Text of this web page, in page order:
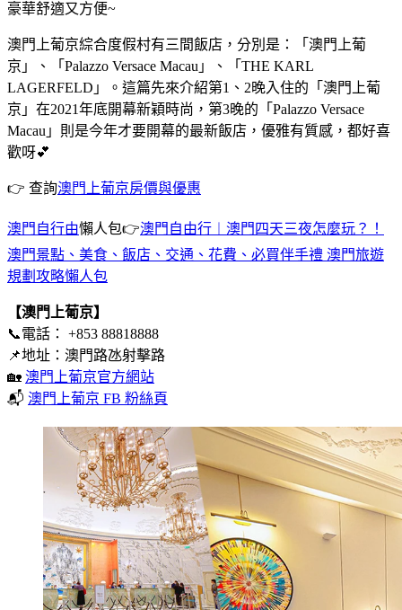
豪華舒適又方便~
澳門上葡京綜合度假村有三間飯店，分別是：「澳門上葡
京」、「Palazzo Versace Macau」、「THE KARL
LAGERFELD」。這篇先來介紹第1、2晚入住的「澳門上葡
京」在2021年底開幕新穎時尚，第3晚的「Palazzo Versace
Macau」則是今年才要開幕的最新飯店，優雅有質感，都好喜
歡呀💕
👉 查詢澳門上葡京房價與優惠
澳門自行由懶人包👉澳門自由行︱澳門四天三夜怎麼玩？！
澳門景點、美食、飯店、交通、花費、必買伴手禮 澳門旅遊
規劃攻略懶人包
【澳門上葡京】
📞電話： +853 88818888
📌地址：澳門路氹射擊路
🏡 澳門上葡京官方網站
📬 澳門上葡京 FB 粉絲頁